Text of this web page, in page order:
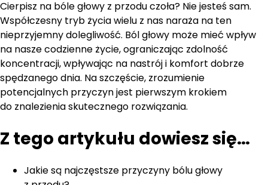
Cierpisz na bóle głowy z przodu czoła? Nie jesteś sam.
Współczesny tryb życia wielu z nas naraża na ten
nieprzyjemny dolegliwość. Ból głowy może mieć wpływ
na nasze codzienne życie, ograniczając zdolność
koncentracji, wpływając na nastrój i komfort dobrze
spędzanego dnia. Na szczęście, zrozumienie
potencjalnych przyczyn jest pierwszym krokiem
do znalezienia skutecznego rozwiązania.
Z tego artykułu dowiesz się…
Jakie są najczęstsze przyczyny bólu głowy